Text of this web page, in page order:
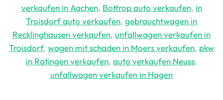
verkaufen in Aachen, Bottrop auto verkaufen, in
Troisdorf auto verkaufen, gebrauchtwagen in
Recklinghausen verkaufen, unfallwagen verkaufen in
Troisdorf, wagen mit schaden in Moers verkaufen, pkw
in Ratingen verkaufen, auto verkaufen Neuss,
unfallwagen verkaufen in Hagen